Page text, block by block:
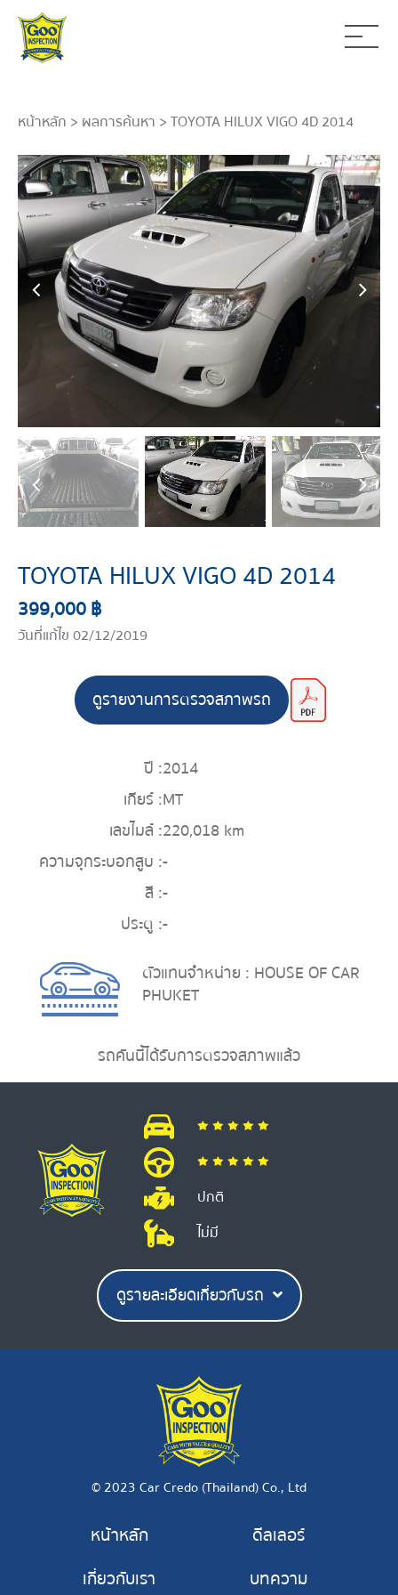
หน้าหลัก > ผลการค้นหา > TOYOTA HILUX VIGO 4D 2014
TOYOTA HILUX VIGO 4D 2014
399,000 ฿
วันที่แก้ไข 02/12/2019
ดูรายงานการตรวจสภาพรถ
ปี :2014
เกียร์ :MT
เลขไมล์ :220,018 km
ความจุกระบอกสูบ :-
สี :-
ประตู :-
ตัวแทนจำหน่าย : HOUSE OF CAR
PHUKET
รถคันนี้ได้รับการตรวจสภาพแล้ว
ปกติ
ไม่มี
ดูรายละเอียดเกี่ยวกับรถ
© 2023 Car Credo (Thailand) Co., Ltd
หน้าหลัก
เกี่ยวกับเรา
ดีลเลอร์
บทความ